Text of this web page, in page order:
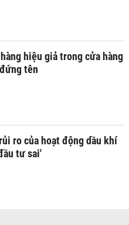
hiệu giả trong cửa hàng
tên
ro của hoạt động dầu khí
tư sai'